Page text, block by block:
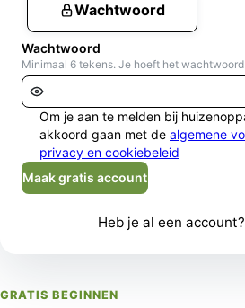
GRATIS BEGINNEN
Wachtwoord
Wachtwoord
Minimaal 6 tekens. Je hoeft het
Om je aan te melden bij
akkoord gaan met de algemene
privacy en cookiebeleid
Maak gratis account
Heb je al een account?